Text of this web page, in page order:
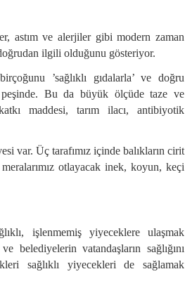
astım ve alerjiler gibi modern zaman
ilgili olduğunu gösteriyor.
’sağlıklı gıdalarla’ ve doğru
Bu da büyük ölçüde taze ve
maddesi, tarım ilacı, antibiyotik
var. Üç tarafımız içinde balıkların cirit
otlayacak inek, koyun, keçi
işlenmemiş yiyeceklere ulaşmak
belediyelerin vatandaşların sağlığını
sağlıklı yiyecekleri de sağlamak